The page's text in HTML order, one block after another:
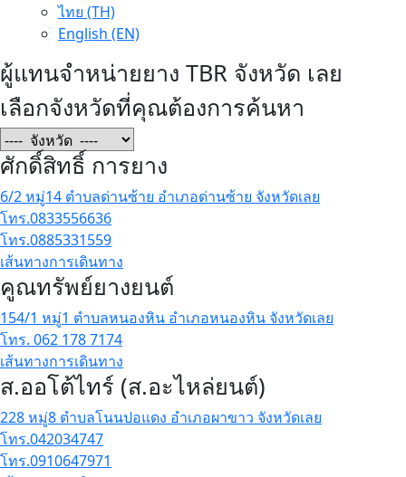
ไทย (TH)
English (EN)
ผู้แทนจำหน่ายยาง TBR จังหวัด เลย
เลือกจังหวัดที่คุณต้องการค้นหา
ศักดิ์สิทธิ์ การยาง
6/2 หมู่14 ตำบลด่านซ้าย อำเภอด่านซ้าย จังหวัดเลย
โทร.0833556636
โทร.0885331559
เส้นทางการเดินทาง
คูณทรัพย์ยางยนต์
154/1 หมู่1 ตำบลหนองหิน อำเภอหนองหิน จังหวัดเลย
โทร. 062 178 7174
เส้นทางการเดินทาง
ส.ออโต้ไทร์ (ส.อะไหล่ยนต์)
228 หมู่8 ตำบลโนนปอแดง อำเภอผาขาว จังหวัดเลย
โทร.042034747
โทร.0910647971